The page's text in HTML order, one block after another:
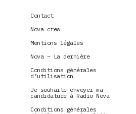
Contact
Nova crew
Mentions légales
Nova – La dernière
Conditions générales
d’utilisation
Je souhaite envoyer ma
candidature à Radio Nova
Conditions générales